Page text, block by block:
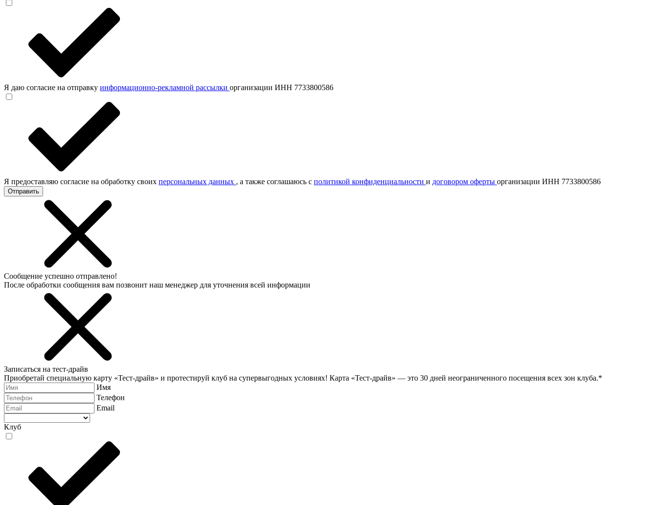
Я даю согласие на отправку информационно-рекламной рассылки организации ИНН 7733800586
Я предоставляю согласие на обработку своих персональных данных , а также соглашаюсь с политикой конфиденциальности и договором оферты организации ИНН 7733800586
Отправить
Сообщение успешно отправлено!
После обработки сообщения вам позвонит наш менеджер для уточнения всей информации
Записаться на тест-драйв
Приобретай специальную карту «Тест-драйв» и протестируй клуб на супервыгодных условиях! Карта «Тест-драйв» — это 30 дней неограниченного посещения всех зон клуба.*
Имя
Телефон
Email
Клуб